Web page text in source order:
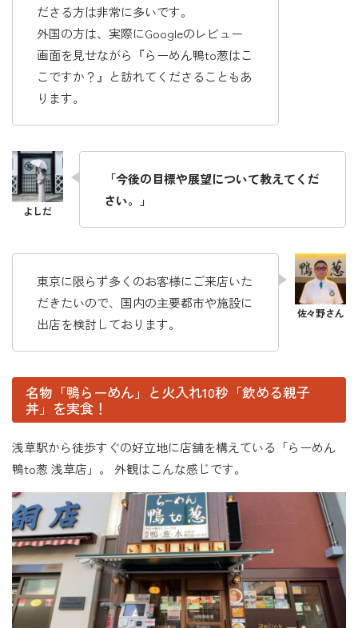
ださる方は非常に多いです。
外国の方は、実際にGoogleのレビュー
画面を見せながら『らーめん鴨to葱はこ
こですか？』と訪れてくださることもあ
ります。
「今後の目標や展望について教えてくだ
さい。」
東京に限らず多くのお客様にご来店いた
だきたいので、国内の主要都市や施設に
出店を検討しております。
名物「鴨らーめん」と火入れ10秒「飲める親子
丼」を実食！
浅草駅から徒歩すぐの好立地に店舗を構えている「らーめん
鴨to葱 浅草店」。 外観はこんな感じです。